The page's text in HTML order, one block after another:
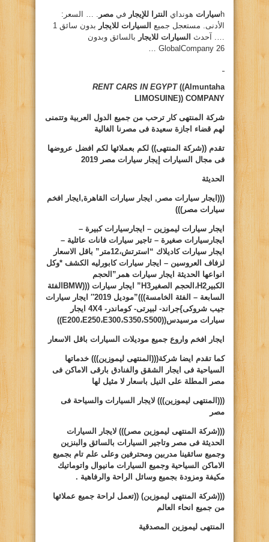
hسيارات هونداي النترا للإيجار في مصر . … السعر:
الأدنى. مستعجل جميع السيارات للايجار
بدون سائق 1
…. آحدث السيارات للايجار بالسائق وبدون
GlobalCompany 26 …
RENT CARS IN EGYPT ((Almuntaha
LIMOSUINE)) COMPANY
شركة المنتهى كار ترحب من جميع الدول العربية وتتمنى
لهم قضاء اجازة سعيدة فى مصرنا الغالية
تقدم ((شركة المنتهى)) لكم بعملائها لكم افضل عروضها
فى مجال السيارات إيجار سيارات مصر 2019
الحديثة
(((ايجار سيارات مصر, ايجار سيارات القاهرة,ايجار افخم
سيارات مصر)))
ايجار سيارات ليموزين – ايجارسيارات كبيرة –
ايجارسيارات صغيرة – تاجير سيارات فانات عائلية –
ايجار سيارات كاديلاك “استرتش،12متر” باقل الاسعار
لزفاف العروسين – ايجار سيارات كابورليه الكشف *وكل
انواعها الحديثة ايجار سيارات همر”الحجم
الكبير H2،الحجم الصغير H3 ” ايجار سيارات (((BMW الفئة
السابعة – الفئة الخامسة)))”موديل 2019″ ايجار سيارات
جيب شروكى}جراند- لبيرتى- كوماندر-4X4 ايجار
سيارات مرسيدس((
E200،E250،E300،S350،S500
))
ايجار افخم واروع جميع موديلات السيارات باقل الاسعار
كما تقدم ايضا شركة(((المنتهى ليموزين))) خدماتها
السياحية فى ايجار الشقق والفنادق بارقى الاماكن فى
مصر المطلة على النيل باسعار لا مثيل لها
(((المنتهى ليموزين))) لايجار السيارات والسياحة فى
مصر
(((شركة المنتهى ليموزين مصر))) لايجار السيارات
الحديثة فى مصر وتاجير السيارات بالسائق والبنزين
وجميع سائقينا مدربين ومحترفين وعلى علم تام بجميع
الاماكن السياحية وجميع السيارات مانيوال واتوماتيك
مكيفة ومزودة بجميع وسائل الراحة والرفاهية .
(((شركة المنتهى ليموزين) ((تعمل لراحة جميع عملائها
من جميع انحاء العالم
المنتهى ليموزين المصدقية